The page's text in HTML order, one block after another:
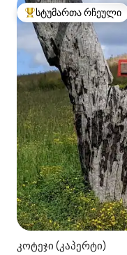
სტუმართა რჩეული
სტუმართა რჩეული
კოტეჯი (კაპერტი)